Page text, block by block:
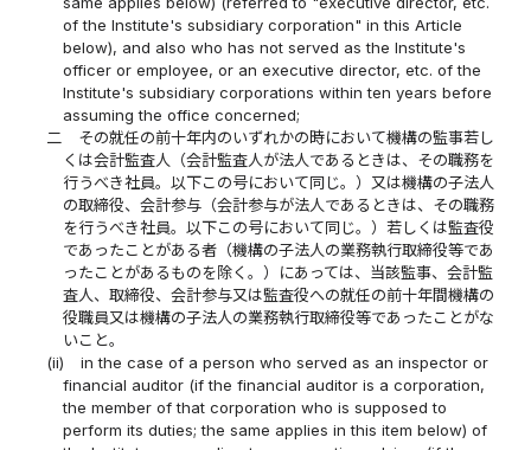
of the Institute's subsidiary corporation" in this Article
below), and also who has not served as the Institute's
officer or employee, or an executive director, etc. of the
Institute's subsidiary corporations within ten years before
assuming the office concerned;
二
その就任の前十年内のいずれかの時において機構の監事若し
くは会計監査人（会計監査人が法人であるときは、その職務を
行うべき社員。以下この号において同じ。）又は機構の子法人
の取締役、会計参与（会計参与が法人であるときは、その職務
を行うべき社員。以下この号において同じ。）若しくは監査役
であったことがある者（機構の子法人の業務執行取締役等であ
ったことがあるものを除く。）にあっては、当該監事、会計監
査人、取締役、会計参与又は監査役への就任の前十年間機構の
役職員又は機構の子法人の業務執行取締役等であったことがな
いこと。
(ii)
in the case of a person who served as an inspector or
financial auditor (if the financial auditor is a corporation,
the member of that corporation who is supposed to
perform its duties; the same applies in this item below) of